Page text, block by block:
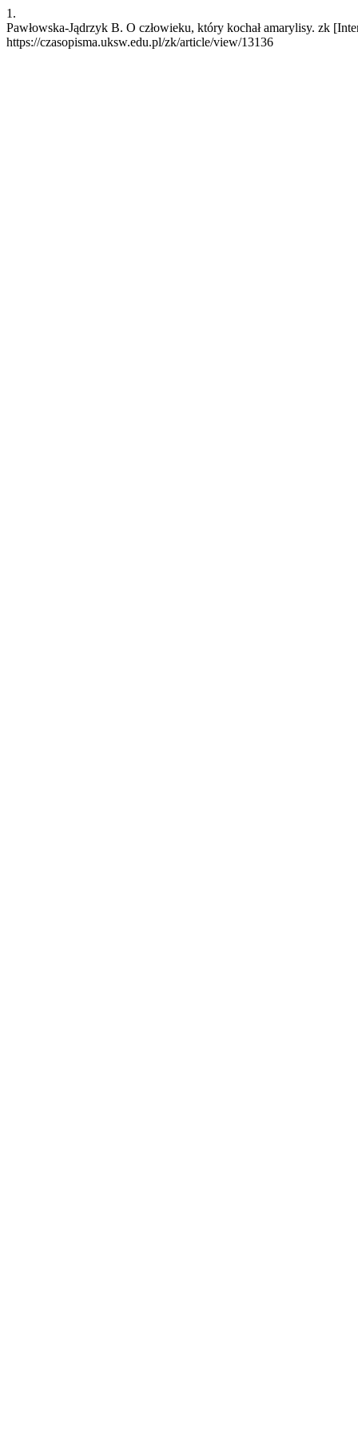
1.
Pawłowska-Jądrzyk B. O człowieku, który kochał amarylisy. zk
https://czasopisma.uksw.edu.pl/zk/article/view/13136